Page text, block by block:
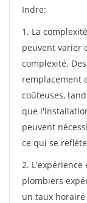
Indre:
1. La
peuvent varier
complexité.
remplacement
coûteuses,
que
peuvent
ce qui se
2.
plombiers
un taux